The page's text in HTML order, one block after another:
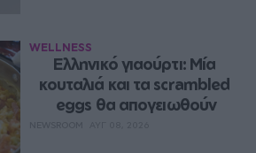
WELLNESS
Ελληνικό γιαούρτι: Μία
κουταλιά και τα scrambled
eggs θα απογειωθούν